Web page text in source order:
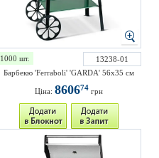
1000 шт.
13238-01
Барбекю 'Ferraboli' 'GARDA' 56х35 см
Ціна: 860674 грн